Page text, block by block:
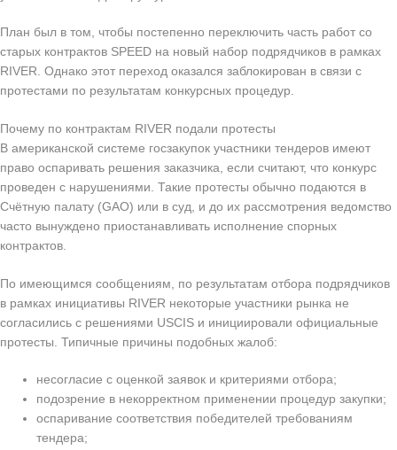
План был в том, чтобы постепенно переключить часть работ со
старых контрактов SPEED на новый набор подрядчиков в рамках
RIVER. Однако этот переход оказался заблокирован в связи с
протестами по результатам конкурсных процедур.
Почему по контрактам RIVER подали протесты
В американской системе госзакупок участники тендеров имеют
право оспаривать решения заказчика, если считают, что конкурс
проведен с нарушениями. Такие протесты обычно подаются в
Счётную палату (GAO) или в суд, и до их рассмотрения ведомство
часто вынуждено приостанавливать исполнение спорных
контрактов.
По имеющимся сообщениям, по результатам отбора подрядчиков
в рамках инициативы RIVER некоторые участники рынка не
согласились с решениями USCIS и инициировали официальные
протесты. Типичные причины подобных жалоб:
несогласие с оценкой заявок и критериями отбора;
подозрение в некорректном применении процедур закупки;
оспаривание соответствия победителей требованиям
тендера;